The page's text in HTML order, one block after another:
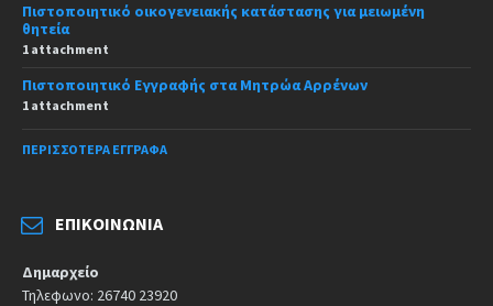
Πιστοποιητικό οικογενειακής κατάστασης για μειωμένη
θητεία
1 attachment
Πιστοποιητικό Εγγραφής στα Μητρώα Αρρένων
1 attachment
ΠΕΡΙΣΣΌΤΕΡΑ ΈΓΓΡΑΦΑ
ΕΠΙΚΟΙΝΩΝΊΑ
Δημαρχείο
Τηλεφωνο: 26740 23920